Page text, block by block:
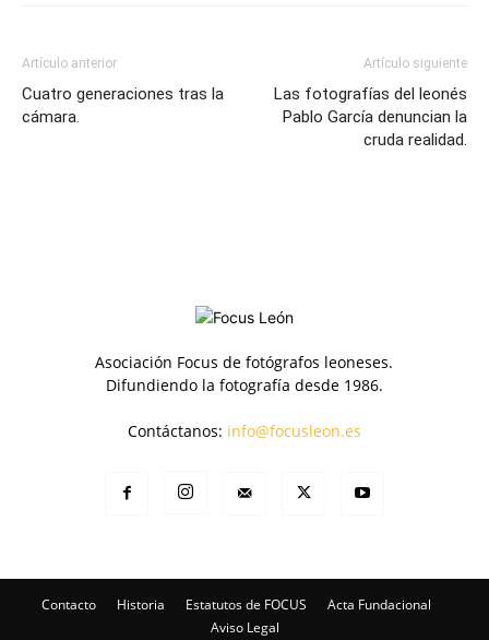
Artículo anterior
Cuatro generaciones tras la
cámara.
Artículo siguiente
Las fotografías del leonés
Pablo García denuncian la
cruda realidad.
Asociación Focus de fotógrafos leoneses.
Difundiendo la fotografía desde 1986.
Contáctanos: info@focusleon.es
Contacto Historia Estatutos de FOCUS
Acta Fundacional
Aviso Legal